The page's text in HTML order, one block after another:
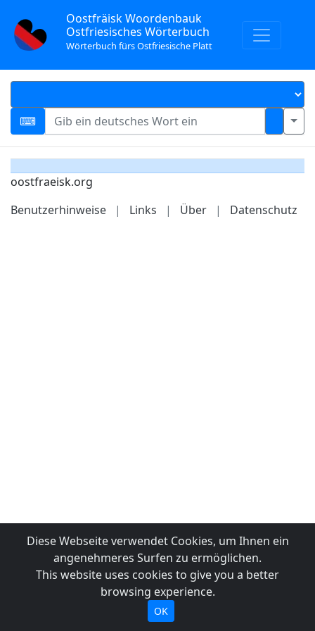
Oostfräisk Woordenbauk
Ostfriesisches Wörterbuch
Wörterbuch fürs Ostfriesische Platt
oostfraeisk.org
Benutzerhinweise
| Links | Über | Datenschutz
Diese Webseite verwendet Cookies, um Ihnen ein
angenehmeres Surfen zu ermöglichen.
This website uses cookies to give you a better
browsing experience.
OK